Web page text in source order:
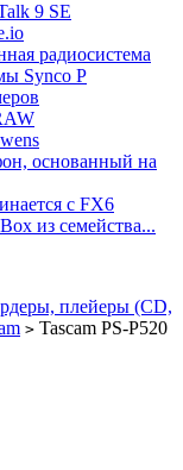
9 SE
радиосистема
Synco P
основанный на
с FX6
из семейства...
плейеры (CD,
> Tascam PS-P520